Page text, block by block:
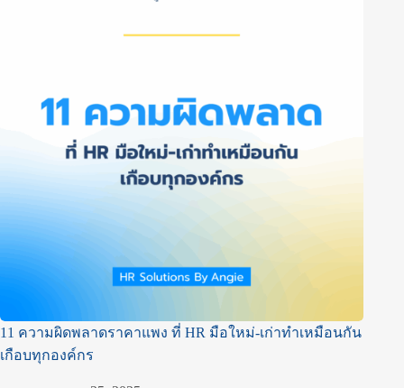
11 ความผิดพลาดราคาแพง ที่ HR มือใหม่-เก่าทำเหมือนกัน
เกือบทุกองค์กร